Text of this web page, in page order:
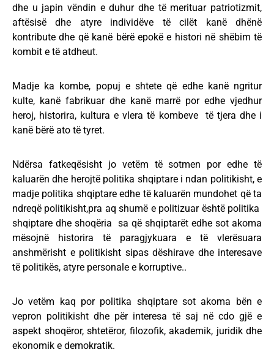
dhe u japin vëndin e duhur dhe të merituar patriotizmit,
aftësisë dhe atyre individëve të cilët kanë dhënë
kontribute dhe që kanë bërë epokë e histori në shëbim të
kombit e të atdheut.
Madje ka kombe, popuj e shtete që edhe kanë ngritur
kulte, kanë fabrikuar dhe kanë marrë por edhe vjedhur
heroj, historira, kultura e vlera të kombeve të tjera dhe i
kanë bërë ato të tyret.
Ndërsa fatkeqësisht jo vetëm të sotmen por edhe të
kaluarën dhe herojtë politika shqiptare i ndan politikisht, e
madje politika shqiptare edhe të kaluarën mundohet që ta
ndreqë politikisht,pra aq shumë e politizuar është politika
shqiptare dhe shoqëria sa që shqiptarët edhe sot akoma
mësojnë historira të paragjykuara e të vlerësuara
anshmërisht e politikisht sipas dëshirave dhe interesave
të politikës, atyre personale e korruptive..
Jo vetëm kaq por politika shqiptare sot akoma bën e
vepron politikisht dhe për interesa të saj në cdo gjë e
aspekt shoqëror, shtetëror, filozofik, akademik, juridik dhe
ekonomik e demokratik.